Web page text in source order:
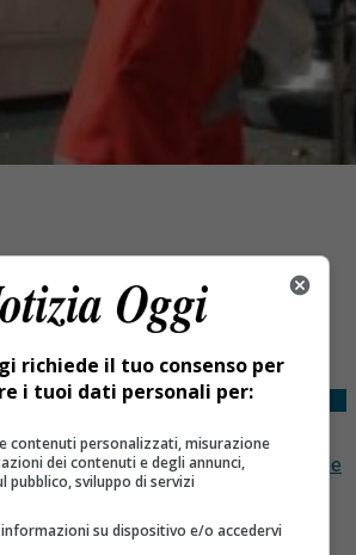
Oggi.it come Fonte preferita su Google
il sinistro stradale è
termine del consiglio comunale.
richiede il tuo consenso per
i tuoi dati personali per:
contenuti personalizzati, misurazione
dei contenuti e degli annunci,
pubblico, sviluppo di servizi
su dispositivo e/o accedervi